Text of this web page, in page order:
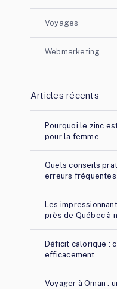
Voyages
Webmarketing
Articles récents
Pourquoi le zinc
pour la femme
Quels conseils
erreurs
Les
près de Québec à
Déficit calorique :
efficacement
Voyager à Oman :